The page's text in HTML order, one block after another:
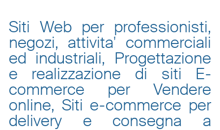
Siti Web per professionisti,
negozi, attivita' commerciali
ed industriali, Progettazione
e realizzazione di siti E-
commerce per Vendere
online, Siti e-commerce per
delivery e consegna a